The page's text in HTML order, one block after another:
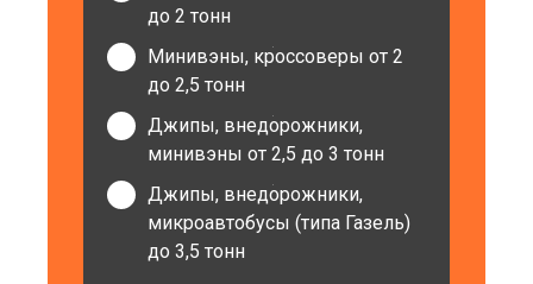
до 2 тонн
Минивэны, кроссоверы от 2
до 2,5 тонн
Джипы, внедорожники,
минивэны от 2,5 до 3 тонн
Джипы, внедорожники,
микроавтобусы (типа Газель)
до 3,5 тонн